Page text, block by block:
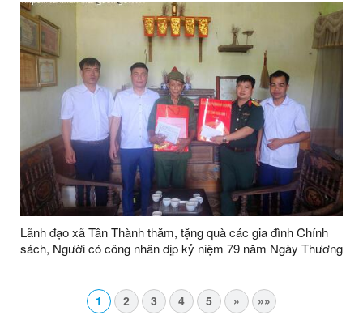
Lãnh đạo xã Tân Thành thăm, tặng quà các gia đình Chính
sách, Người có công nhân dịp kỷ niệm 79 năm Ngày Thương
1 2 3 4 5 » »»